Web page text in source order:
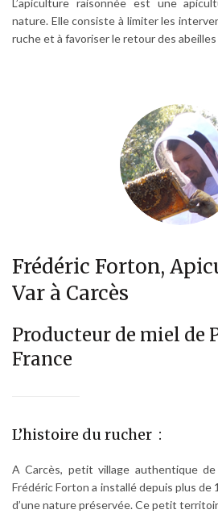
L’apiculture raisonnée est une
nature. Elle consiste à limiter les
ruche et à favoriser le retour des
Frédéric Forton,
Var à Carcès
Producteur de miel de
France
L’histoire du rucher :
A Carcès, petit village authentique
Frédéric Forton a installé depuis plus de
d’une nature préservée. Ce petit